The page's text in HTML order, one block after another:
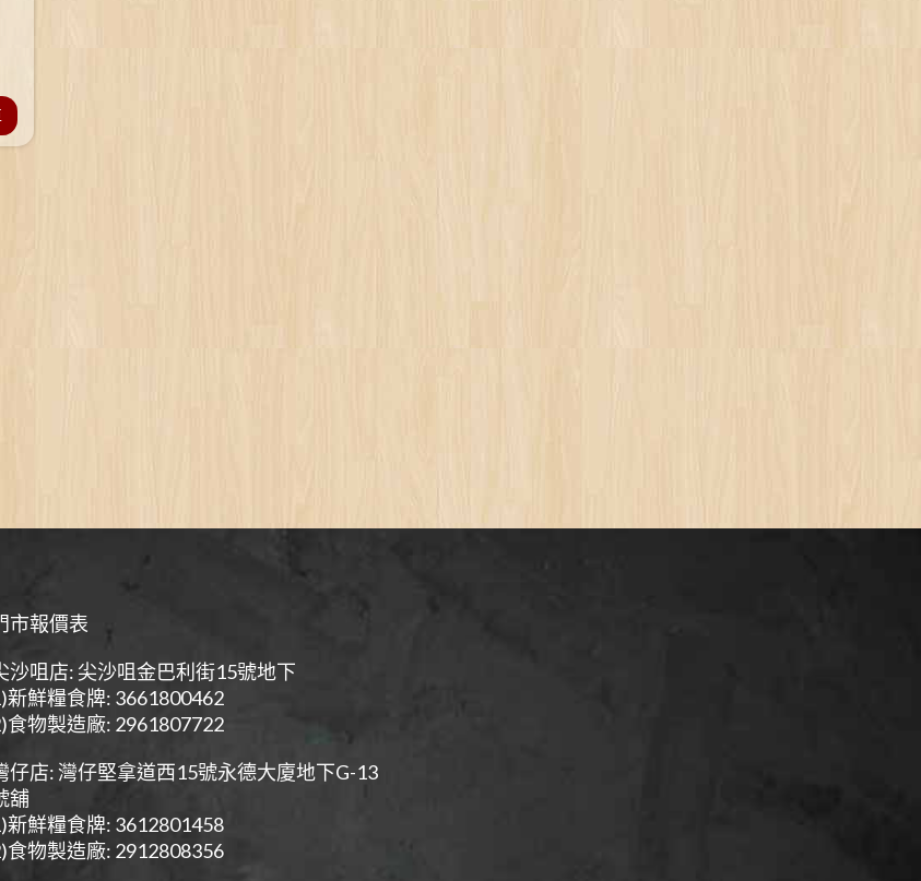
市報價表
沙咀店: 尖沙咀金巴利街15號地下
新鮮糧食牌: 3661800462
食物製造廠: 2961807722
仔店: 灣仔堅拿道西15號永德大廈地下G-13
舖
新鮮糧食牌: 3612801458
食物製造廠: 2912808356